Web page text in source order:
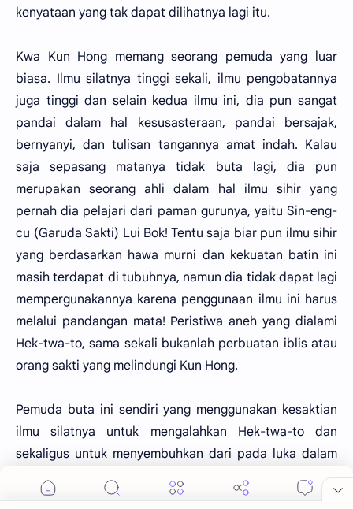
kenyataan yang tak dapat dilihatnya lagi itu.
Kwa Kun Hong memang seorang pemuda yang luar
biasa. Ilmu silatnya tinggi sekali, ilmu pengobatannya
juga tinggi dan selain kedua ilmu ini, dia pun sangat
pandai dalam hal kesusasteraan, pandai bersajak,
bernyanyi, dan tulisan tangannya amat indah. Kalau
saja sepasang matanya tidak buta lagi, dia pun
merupakan seorang ahli dalam hal ilmu sihir yang
pernah dia pelajari dari paman gurunya, yaitu Sin-eng-
cu (Garuda Sakti) Lui Bok! Tentu saja biar pun ilmu sihir
yang berdasarkan hawa murni dan kekuatan batin ini
masih terdapat di tubuhnya, namun dia tidak dapat lagi
mempergunakannya karena penggunaan ilmu ini harus
melalui pandangan mata! Peristiwa aneh yang dialami
Hek-twa-to, sama sekali bukanlah perbuatan iblis atau
orang sakti yang melindungi Kun Hong.
Pemuda buta ini sendiri yang menggunakan kesaktian
ilmu silatnya untuk mengalahkan Hek-twa-to dan
sekaligus untuk menyembuhkan dari pada luka dalam
yang mengancam keselamatan nyawanya. Dari
peristiwa ini saja dapat dibayangkan betapa hebat